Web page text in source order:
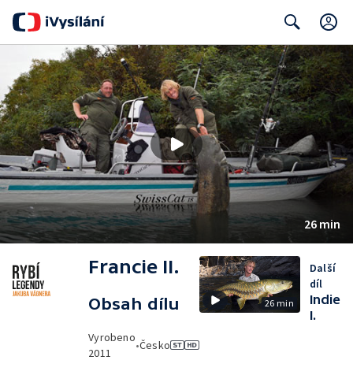
Search
26 min
Francie II.
Obsah dílu
Vyrobeno
2011
•Česko
26 min
Další
díl
Indie
I.